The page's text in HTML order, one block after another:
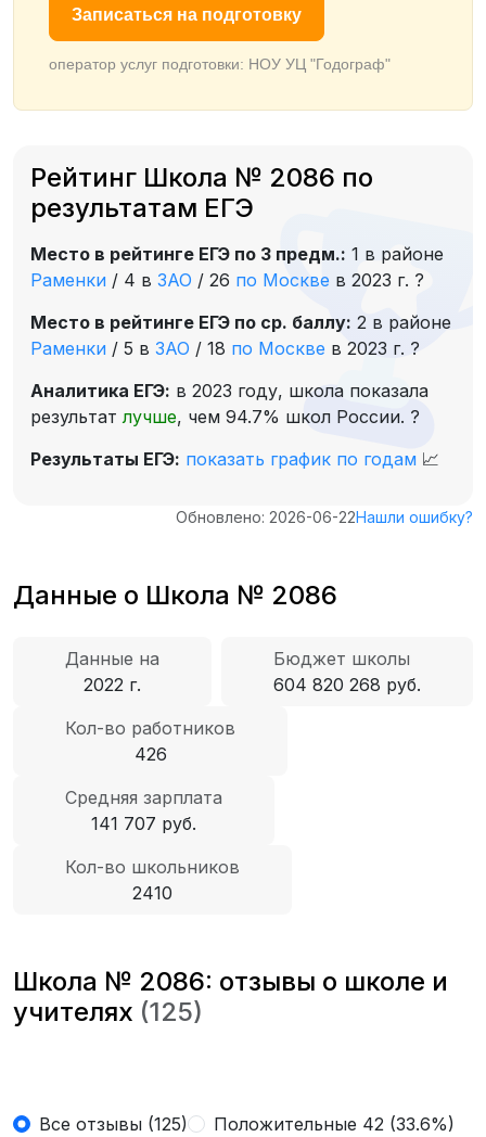
Записаться на подготовку
оператор услуг подготовки: НОУ УЦ "Годограф"
Рейтинг Школа № 2086 по
результатам ЕГЭ
Место в рейтинге ЕГЭ по 3 предм.: 1 в районе
Раменки / 4 в ЗАО / 26 по Москве в 2023 г. ?
Место в рейтинге ЕГЭ по ср. баллу: 2 в районе
Раменки / 5 в ЗАО / 18 по Москве в 2023 г. ?
Аналитика ЕГЭ: в 2023 году, школа показала
результатлучше, чем 94.7% школ России. ?
Результаты ЕГЭ: показать график по годам 📈
Обновлено: 2026-06-22Нашли ошибку?
Данные о Школа № 2086
Данные на
2022 г.
Бюджет школы
604 820 268 руб.
Кол-во работников
426
Средняя зарплата
141 707 руб.
Кол-во школьников
2410
Школа № 2086: отзывы о школе и
учителях (125)
Все отзывы (125)
Положительные 42 (33.6%)